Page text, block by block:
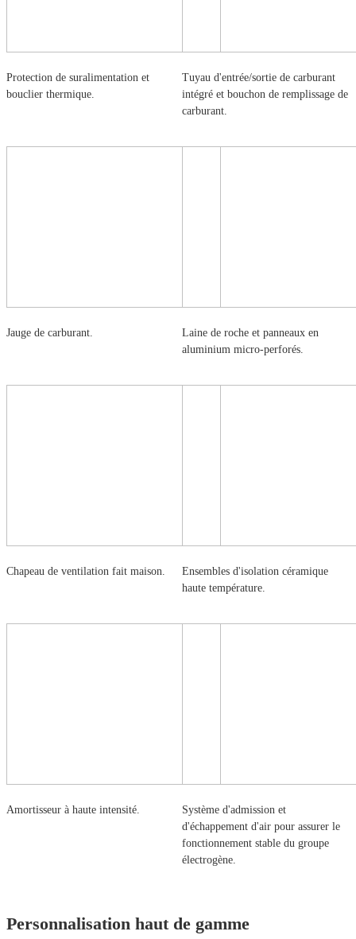
Protection de suralimentation et
bouclier thermique.
Tuyau d'entrée/sortie de carburant
intégré et bouchon de remplissage de
carburant.
Jauge de carburant.
Laine de roche et panneaux en
aluminium micro-perforés.
Chapeau de ventilation fait maison.
Ensembles d'isolation céramique
haute température.
Amortisseur à haute intensité.
Système d'admission et
d'échappement d'air pour assurer le
fonctionnement stable du groupe
électrogène.
Personnalisation haut de gamme